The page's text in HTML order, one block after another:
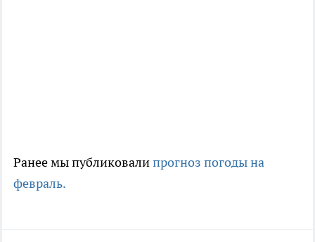
Ранее мы публиковалипрогноз погоды на
февраль.